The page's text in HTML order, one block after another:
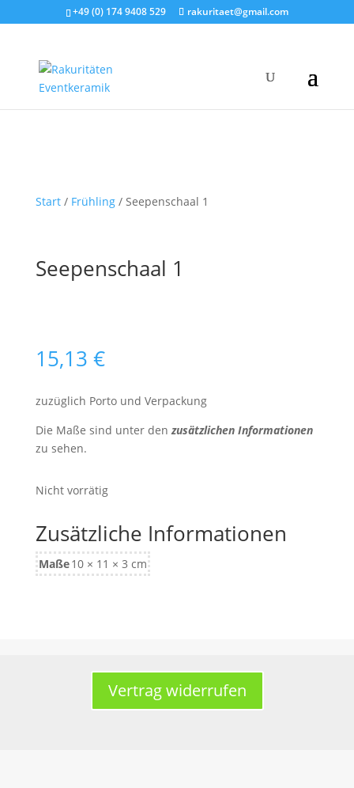
+49 (0) 174 9408 529 rakuritaet@gmail.com
Start/ Frühling/ Seepenschaal 1
Seepenschaal 1
15,13 €
zuzüglich Porto und Verpackung
Die Maße sind unter denzusätzlichen Informationen
zu sehen.
Nicht vorrätig
Zusätzliche Informationen
Maße10 × 11 × 3 cm
Vertrag widerrufen